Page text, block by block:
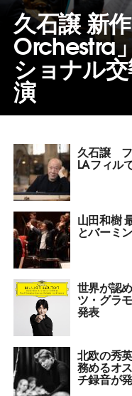
久石譲 新
Orchestra
ショナル
演
久石譲 フ
LAフィル
山田和樹
とバーミ
世界が認
ツ・グラ
発表
北欧の秀
務めるオ
チ録音が